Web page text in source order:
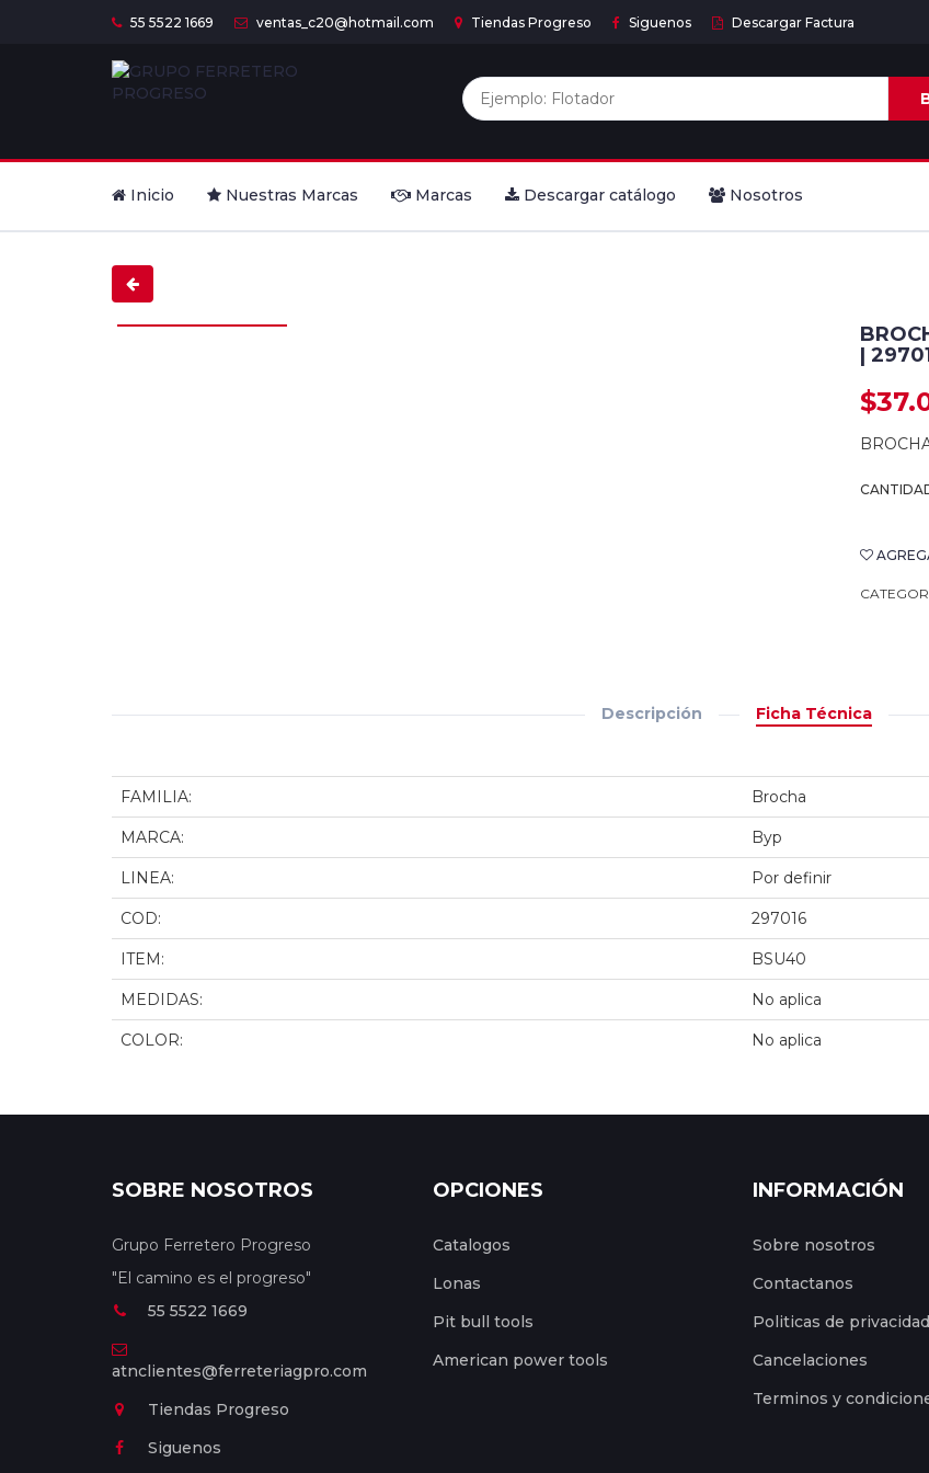
55 5522 1669 ventas_c20@hotmail.com Tiendas Progreso Siguenos Descargar Factura
Inicio Nuestras Marcas Marcas Descargar catálogo Nosotros
|
Descripción Ficha Técnica
FAMILIA: Brocha
MARCA: Byp
LINEA: Por definir
COD: 297016
ITEM: BSU40
MEDIDAS: No aplica
COLOR: No aplica
SOBRE NOSOTROS
Grupo Ferretero Progreso
"El camino es el progreso"
55 5522 1669
atnclientes@ferreteriagpro.com
Tiendas Progreso
Siguenos
OPCIONES
Catalogos
Lonas
Pit bull tools
American power tools
INFORMACIÓN
Sobre nosotros
Contactanos
Politicas de privacidad
Cancelaciones
Terminos y